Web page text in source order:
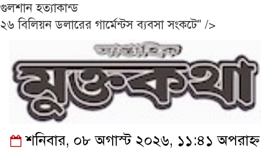
গুলশান হত্যাকান্ড
২৬ বিলিয়ন ডলারের গার্মেন্টস ব্যবসা সংকটে" />
শনিবার, ০৮ অগাস্ট ২০২৬, ১১:৪১ অপরাহ্ন